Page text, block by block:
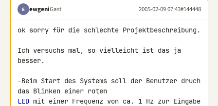
E ewgeniGast 2005-02-09 07:43#144448
ok sorry für die schlechte Projektbeschreibung.
Ich versuchs mal, so vielleicht ist das ja
besser.
-Beim Start des Systems soll der Benutzer druch
LED mit einer Frequenz von ca. 1 Hz zur Eingabe